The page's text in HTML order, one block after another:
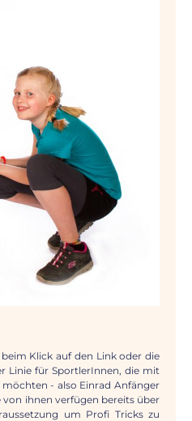
Klick auf den Link oder die
Linie für SportlerInnen, die mit
- also Einrad Anfänger
ihnen verfügen bereits über
um Profi Tricks zu